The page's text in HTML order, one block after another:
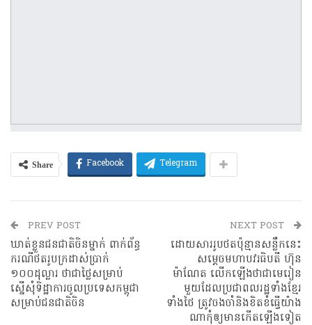
Share Facebook Telegram
PREV POST
ឃាត់ខ្លួនជនជាតិចិនម្នាក់ ពាក់ព័ន្ធ
ករណីថតរូបក្រដាស់ប្រាក់
១០០ដុល្លារ ថាជាថ្លៃសម្រាប់
ស្នើសុំទិដ្ឋាការចូលប្រទេសកម្ពុជា
សម្រាប់ជនជាតិចិន
NEXT POST
ដោយសាររូបថតប៉ុន្មានសន្លឹកនេះ
សម្តេចមហាបវរធិបតី ហ៊ុន
ម៉ាណែត លើកឡើងថាជាមេរៀន
មួយដែលប្រជាពលរដ្ឋទាំងខ្មែរ
ទាំងថៃ ត្រូវចងចាំនិងខិតខំធ្វើយ៉ាង
ណាកុំឲ្យមានកើតឡើងទៀត